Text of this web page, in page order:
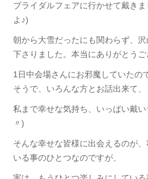
ブライダルフェアに行かせて戴き
よ♪)
朝から大雪だったにも関わらず、
下さりました。本当にありがとう
1日中会場さんにお邪魔していたの
そうで、いろんな方とお話出来て、
私まで幸せな気持ち、いっぱい戴
〃)
そんな幸せな皆様に出会えるのが
いる事のひとつなのですが、